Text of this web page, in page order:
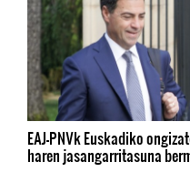
EAJ-PNVk Euskadiko
haren jasangarritasuna